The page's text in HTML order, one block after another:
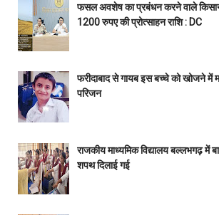
फसल अवशेष का प्रबंधन करने वाले
1200 रुपए की प्रोत्साहन राशि : DC
फरीदाबाद से गायब इस बच्चे को खोजने में
परिजन
राजकीय माध्यमिक विद्यालय बल्लभगढ़ में
शपथ दिलाई गई